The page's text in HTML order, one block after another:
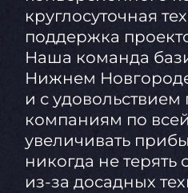
круглосуточная
поддержка
Наша команда
Нижнем
и с
компаниям по
увеличивать
никогда не терять
из-за досадных